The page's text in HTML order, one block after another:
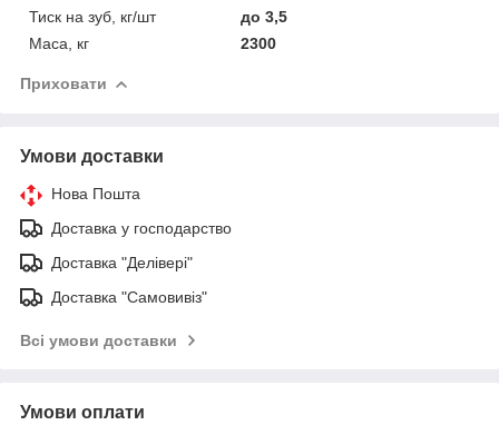
Тиск на зуб, кг/шт
до 3,5
Маса, кг
2300
Приховати
Умови доставки
Нова Пошта
Доставка у господарство
Доставка "Делівері"
Доставка "Самовивіз"
Всі умови доставки
Умови оплати